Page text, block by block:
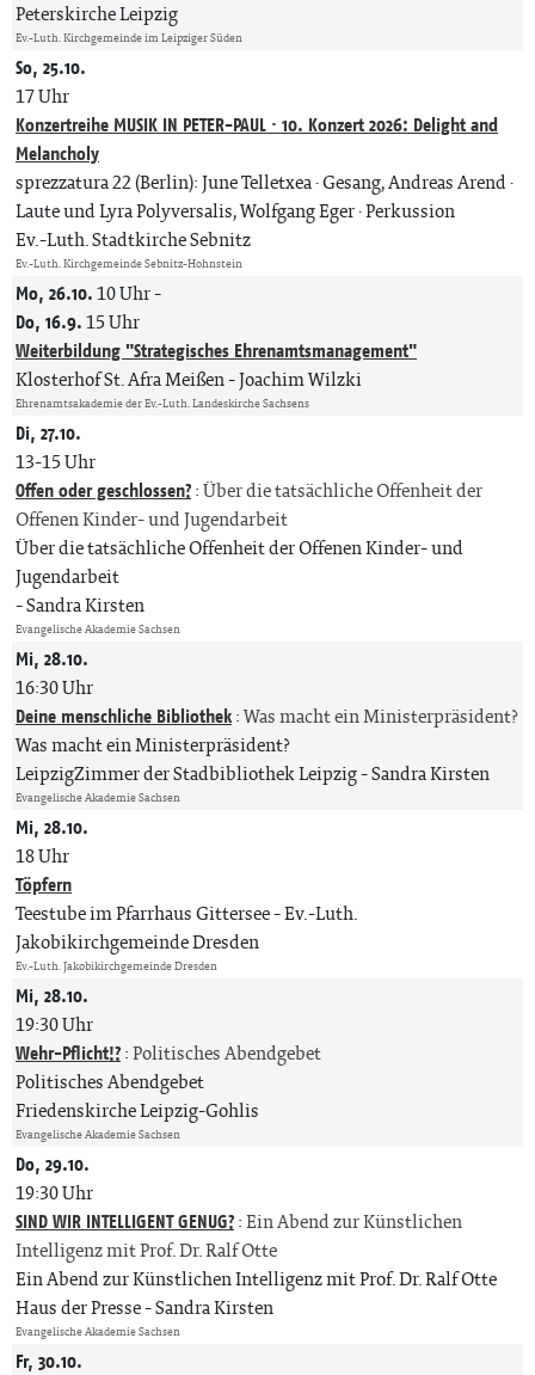
Peterskirche Leipzig
Ev.-Luth. Kirchgemeinde im Leipziger Süden
So, 25.10.
17 Uhr
Konzertreihe MUSIK IN PETER-PAUL · 10. Konzert 2026: Delight and
Melancholy
sprezzatura 22 (Berlin): June Telletxea · Gesang, Andreas Arend ·
Laute und Lyra Polyversalis, Wolfgang Eger · Perkussion
Ev.-Luth. Stadtkirche Sebnitz
Ev.-Luth. Kirchgemeinde Sebnitz-Hohnstein
Mo, 26.10.10 Uhr-
Do, 16.9.15 Uhr
Weiterbildung "Strategisches Ehrenamtsmanagement"
Klosterhof St. Afra Meißen Joachim Wilzki
Ehrenamtsakademie der Ev.-Luth. Landeskirche Sachsens
Di, 27.10.
13-15 Uhr
Offen oder geschlossen?:Über die tatsächliche Offenheit der
Offenen Kinder- und Jugendarbeit
Über die tatsächliche Offenheit der Offenen Kinder- und
Jugendarbeit
Sandra Kirsten
Evangelische Akademie Sachsen
Mi, 28.10.
16:30 Uhr
Deine menschliche Bibliothek:Was macht ein Ministerpräsident?
Was macht ein Ministerpräsident?
LeipzigZimmer der Stadbibliothek Leipzig Sandra Kirsten
Evangelische Akademie Sachsen
Mi, 28.10.
18 Uhr
Töpfern
Teestube im Pfarrhaus Gittersee Ev.-Luth.
Jakobikirchgemeinde Dresden
Ev.-Luth. Jakobikirchgemeinde Dresden
Mi, 28.10.
19:30 Uhr
Wehr-Pflicht!?:Politisches Abendgebet
Politisches Abendgebet
Friedenskirche Leipzig-Gohlis
Evangelische Akademie Sachsen
Do, 29.10.
19:30 Uhr
SIND WIR INTELLIGENT GENUG?:Ein Abend zur Künstlichen
Intelligenz mit Prof. Dr. Ralf Otte
Ein Abend zur Künstlichen Intelligenz mit Prof. Dr. Ralf Otte
Haus der Presse Sandra Kirsten
Evangelische Akademie Sachsen
Fr, 30.10.